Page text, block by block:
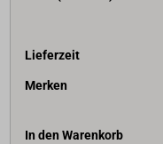
Lieferzeit
Merken
In den Warenkorb